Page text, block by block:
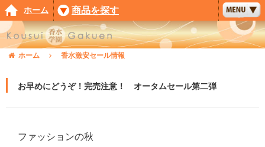
ホーム 商品を探す
ホーム 香水激安セール情報
お早めにどうぞ！完売注意！ オータムセール第二弾
ファッションの秋